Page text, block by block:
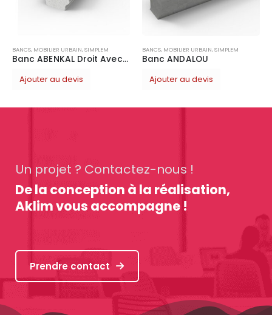
SIMPLEM
Banc ABENKAL Droit Avec Assise en bois
BANCS,MOBILIER URBAIN SIMPLEM
Banc ANDALOU
Ajouter au devis
Ajouter au devis
Un projet ? Contactez-nous !
De la conception à la réalisation,
Aklim vous accompagne !
Prendre contact